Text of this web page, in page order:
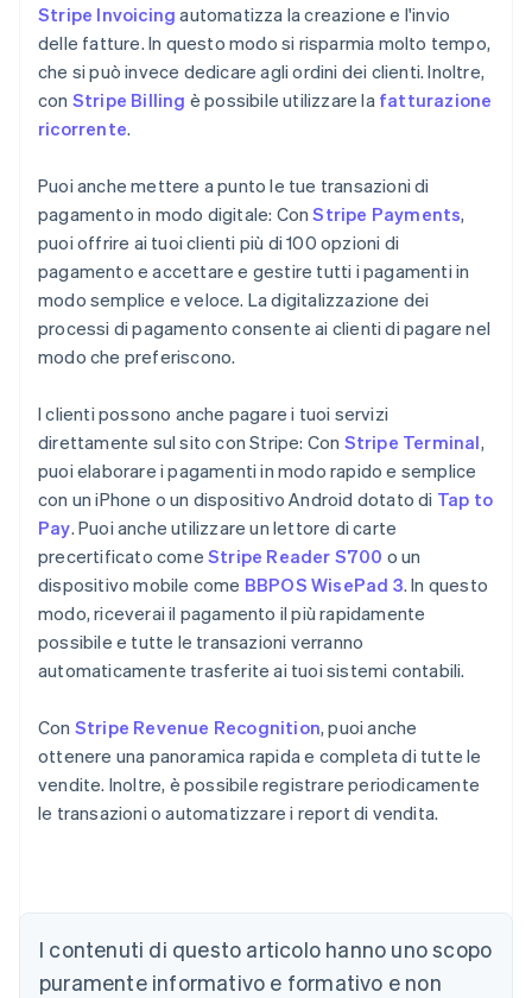
Stripe Invoicing automatizza la creazione e l'invio
delle fatture. In questo modo si risparmia molto tempo,
che si può invece dedicare agli ordini dei clienti. Inoltre,
con Stripe Billing è possibile utilizzare la fatturazione
ricorrente.
Puoi anche mettere a punto le tue transazioni di
pagamento in modo digitale: ConStripe Payments,
puoi offrire ai tuoi clienti più di 100 opzioni di
pagamento e accettare e gestire tutti i pagamenti in
modo semplice e veloce. La digitalizzazione dei
processi di pagamento consente ai clienti di pagare nel
modo che preferiscono.
I clienti possono anche pagare i tuoi servizi
direttamente sul sito con Stripe: Con Stripe Terminal,
puoi elaborare i pagamenti in modo rapido e semplice
con un iPhone o un dispositivo Android dotato di Tap to
Pay. Puoi anche utilizzare un lettore di carte
precertificato come Stripe Reader S700 o un
dispositivo mobile come BBPOS WisePad 3. In questo
modo, riceverai il pagamento il più rapidamente
possibile e tutte le transazioni verranno
automaticamente trasferite ai tuoi sistemi contabili.
Con Stripe Revenue Recognition, puoi anche
ottenere una panoramica rapida e completa di tutte le
vendite. Inoltre, è possibile registrare periodicamente
le transazioni o automatizzare i report di vendita.
I contenuti di questo articolo hanno uno scopo
puramente informativo e formativo e non
NederlandsFrançaisDeutschEnglish
Brasile